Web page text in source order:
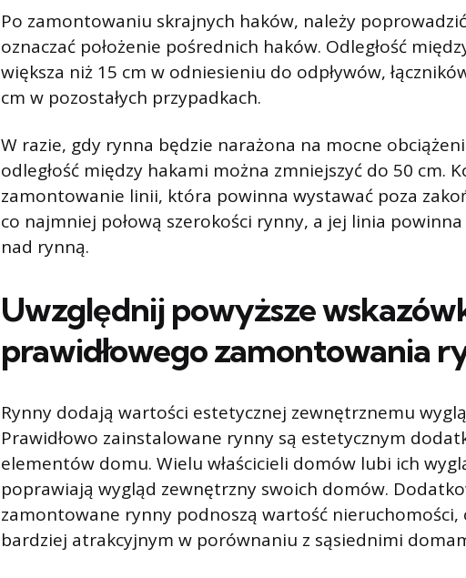
Po zamontowaniu skrajnych haków, należy
oznaczać położenie pośrednich haków. Odległość
większa niż 15 cm w odniesieniu do odpływów,
cm w pozostałych przypadkach.
W razie, gdy rynna będzie narażona na mocne
odległość między hakami można zmniejszyć do 50 cm.
zamontowanie linii, która powinna wystawać poza
co najmniej połową szerokości rynny, a jej linia
nad rynną.
Uwzględnij powyższe
prawidłowego zamontowania
Rynny dodają wartości estetycznej zewnętrznemu
Prawidłowo zainstalowane rynny są estetycznym
elementów domu. Wielu właścicieli domów lubi ich
poprawiają wygląd zewnętrzny swoich domów.
zamontowane rynny podnoszą wartość nieruchomości,
bardziej atrakcyjnym w porównaniu z sąsiednimi